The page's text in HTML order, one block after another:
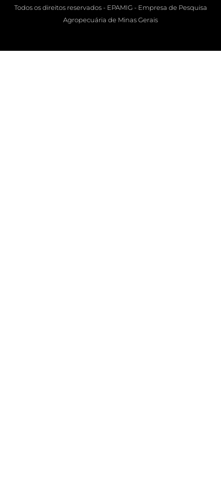
Todos os direitos reservados - EPAMIG - Empresa de Pesquisa
Agropecuária de Minas Gerais